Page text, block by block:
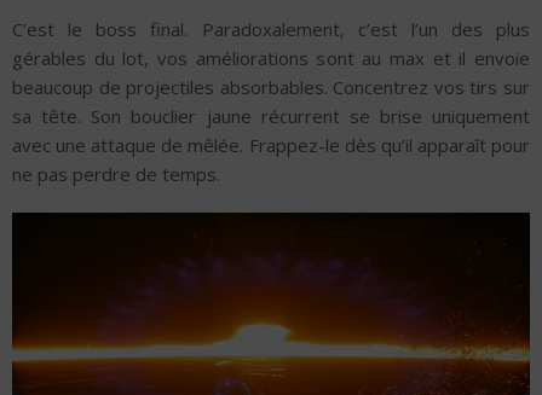
C’est le boss final. Paradoxalement, c’est l’un des plus
gérables du lot, vos améliorations sont au max et il envoie
beaucoup de projectiles absorbables. Concentrez vos tirs sur
sa tête. Son bouclier jaune récurrent se brise uniquement
avec une attaque de mêlée. Frappez-le dès qu’il apparaît pour
ne pas perdre de temps.